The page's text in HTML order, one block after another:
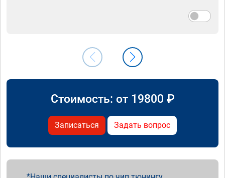
Стоимость: от 19800 ₽
Записаться Задать вопрос